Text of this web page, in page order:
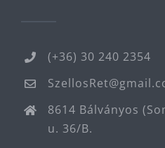
(+36) 30 240 2354
8614 Bálványos
u. 36/B.